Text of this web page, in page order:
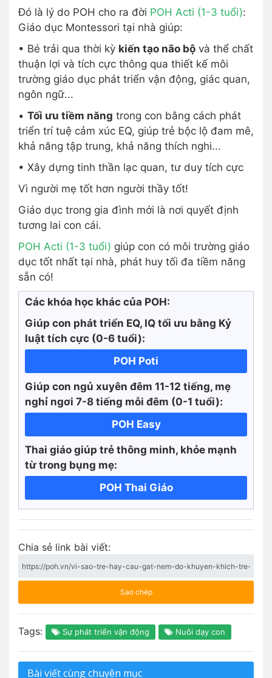
Đó là lý do POH cho ra đời POH Acti (1-3 tuổi):
Giáo dục Montessori tại nhà giúp:
• Bé trải qua thời kỳ kiến tạo não bộ và thể chất
thuận lợi và tích cực thông qua thiết kế môi
trường giáo dục phát triển vận động, giác quan,
ngôn ngữ...
• Tối ưu tiềm năng trong con bằng cách phát
triển trí tuệ cảm xúc EQ, giúp trẻ bộc lộ đam mê,
khả năng tập trung, khả năng thích nghi...
• Xây dựng tinh thần lạc quan, tư duy tích cực
Vì người mẹ tốt hơn người thầy tốt!
Giáo dục trong gia đình mới là nơi quyết định
tương lai con cái.
POH Acti (1-3 tuổi) giúp con có môi trường giáo
dục tốt nhất tại nhà, phát huy tối đa tiềm năng
sẵn có!
Các khóa học khác của POH:
Giúp con phát triển EQ, IQ tối ưu bằng Kỷ
luật tích cực (0-6 tuổi):
POH Poti
Giúp con ngủ xuyên đêm 11-12 tiếng, mẹ
nghỉ ngơi 7-8 tiếng mỗi đêm (0-1 tuổi):
POH Easy
Thai giáo giúp trẻ thông minh, khỏe mạnh
từ trong bụng mẹ:
POH Thai Giáo
Chia sẻ link bài viết:
Sao chép
Tags: Sự phát triển vận động Nuôi dạy con
Bài viết cùng chuyên mục